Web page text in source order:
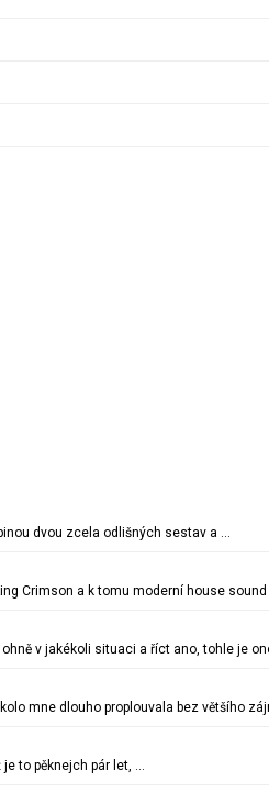
dvou zcela odlišných sestav a …
Crimson a k tomu moderní house
v jakékoli situaci a říct ano, tohle je
mne dlouho proplouvala bez většího
to pěknejch pár let, …